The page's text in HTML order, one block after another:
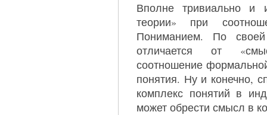
Вполне тривиально и
теории» при
Пониманием. По
отличается от
соотношение
понятия. Ну и конечно,
комплекс понятий в
может обрести смысл в